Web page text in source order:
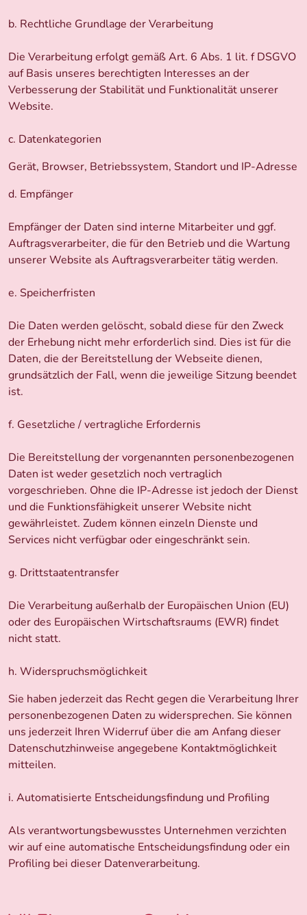
b. Rechtliche Grundlage der Verarbeitung
Die Verarbeitung erfolgt gemäß Art. 6 Abs. 1 lit. f DSGVO
auf Basis unseres berechtigten Interesses an der
Verbesserung der Stabilität und Funktionalität unserer
Website.
c. Datenkategorien
Gerät, Browser, Betriebssystem, Standort und IP-Adresse
d. Empfänger
Empfänger der Daten sind interne Mitarbeiter und ggf.
Auftragsverarbeiter, die für den Betrieb und die Wartung
unserer Website als Auftragsverarbeiter tätig werden.
e. Speicherfristen
Die Daten werden gelöscht, sobald diese für den Zweck
der Erhebung nicht mehr erforderlich sind. Dies ist für die
Daten, die der Bereitstellung der Webseite dienen,
grundsätzlich der Fall, wenn die jeweilige Sitzung beendet
ist.
f. Gesetzliche / vertragliche Erfordernis
Die Bereitstellung der vorgenannten personenbezogenen
Daten ist weder gesetzlich noch vertraglich
vorgeschrieben. Ohne die IP-Adresse ist jedoch der Dienst
und die Funktionsfähigkeit unserer Website nicht
gewährleistet. Zudem können einzeln Dienste und
Services nicht verfügbar oder eingeschränkt sein.
g. Drittstaatentransfer
Die Verarbeitung außerhalb der Europäischen Union (EU)
oder des Europäischen Wirtschaftsraums (EWR) findet
nicht statt.
h. Widerspruchsmöglichkeit
Sie haben jederzeit das Recht gegen die Verarbeitung Ihrer
personenbezogenen Daten zu widersprechen. Sie können
uns jederzeit Ihren Widerruf über die am Anfang dieser
Datenschutzhinweise angegebene Kontaktmöglichkeit
mitteilen.
i. Automatisierte Entscheidungsfindung und Profiling
Als verantwortungsbewusstes Unternehmen verzichten
wir auf eine automatische Entscheidungsfindung oder ein
Profiling bei dieser Datenverarbeitung.